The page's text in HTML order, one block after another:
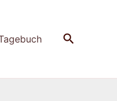
Suchen